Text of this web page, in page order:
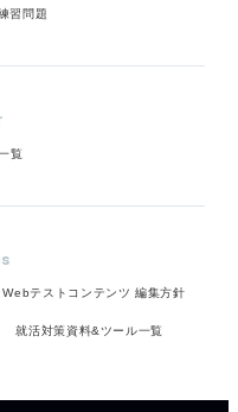
習問題
覧
Webテストコンテンツ 編集方針
就活対策資料&ツール一覧